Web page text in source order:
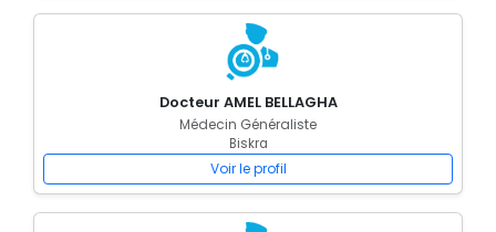
Docteur AMEL BELLAGHA
Médecin Généraliste
Biskra
Voir le profil